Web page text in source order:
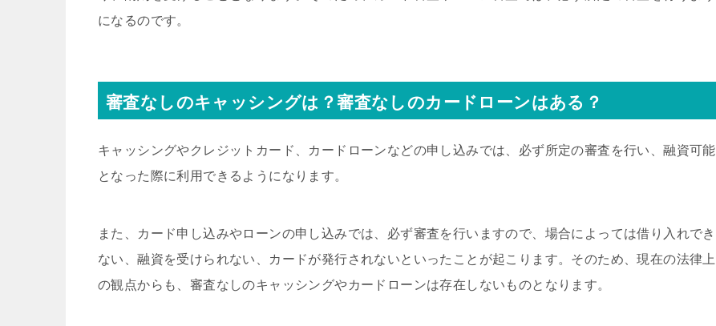
になるのです。
審査なしのキャッシングは？審査なしのカードローンはある？
キャッシングやクレジットカード、カードローンなどの申し込みでは、必ず所定の審査を行い、融資可能
となった際に利用できるようになります。
また、カード申し込みやローンの申し込みでは、必ず審査を行いますので、場合によっては借り入れでき
ない、融資を受けられない、カードが発行されないといったことが起こります。そのため、現在の法律上
の観点からも、審査なしのキャッシングやカードローンは存在しないものとなります。